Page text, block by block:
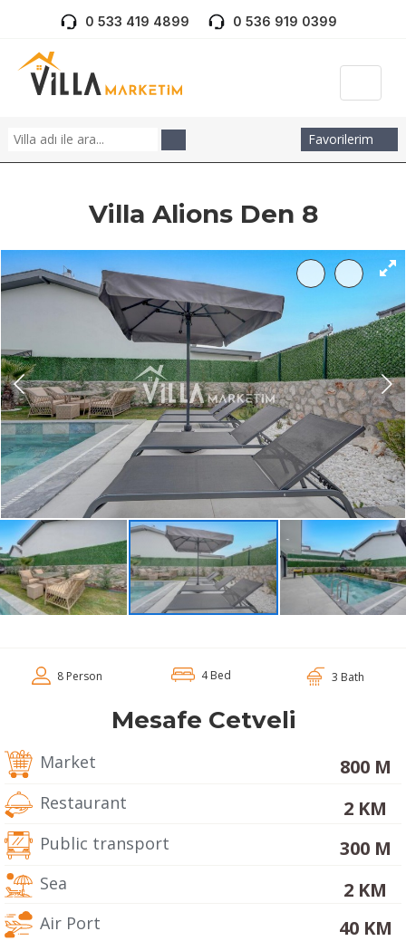
0 533 419 4899 0 536 919 0399
Favorilerim
Villa Alions Den 8
8 Person 4 Bed 3 Bath
Mesafe Cetveli
Market 800 M
Restaurant 2 KM
Public transport 300 M
Sea 2 KM
Air Port 40 KM